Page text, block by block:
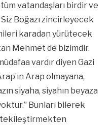
vatandaşları birdir ve
Boğazı zincirleyecek
karadan yürütecek
Mehmet de bizimdir.
vardır diyen Gazi
Arap olmayana,
siyaha, siyahın beyaza
Bunları bilerek